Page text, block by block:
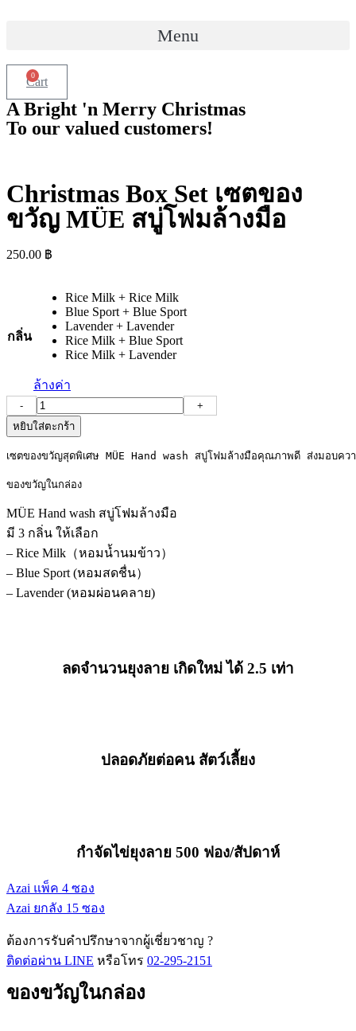
Menu
0
Cart
A Bright 'n Merry Christmas
To our valued customers!
Christmas Box Set เซตของ
ขวัญ MÜE สบู่โฟมล้างมือ
250.00 ฿
กลิ่น
Rice Milk + Rice Milk
Blue Sport + Blue Sport
Lavender + Lavender
Rice Milk + Blue Sport
Rice Milk + Lavender
ล้างค่า
จำนวน
Christmas
Box
Set
ของ
ขวัญ
MÜE
สบู่
โฟม
ล้าง
มือ
-
+
หยิบใส่ตะกร้า
เซตของขวัญสุดพิเศษ MÜE Hand wash สบู่โฟมล้างมือคุณภาพดี ส่งมอบ
ของขวัญในกล่อง
MÜE Hand wash สบู่โฟมล้างมือ
มี 3 กลิ่น ให้เลือก
– Rice Milk（หอมน้ำนมข้าว）
– Blue Sport (หอมสดชื่น）
– Lavender (หอมผ่อนคลาย)
ลดจำนวนยุงลาย เกิดใหม่ ได้ 2.5 เท่า
ปลอดภัยต่อคน สัตว์เลี้ยง
กำจัดไข่ยุงลาย 500 ฟอง/สัปดาห์
Azai แพ็ค 4 ซอง
Azai ยกลัง 15 ซอง
ต้องการรับคำปรึกษาจากผู้เชี่ยวชาญ ?
ติดต่อผ่าน LINE หรือโทร 02-295-2151
ของขวัญในกล่อง